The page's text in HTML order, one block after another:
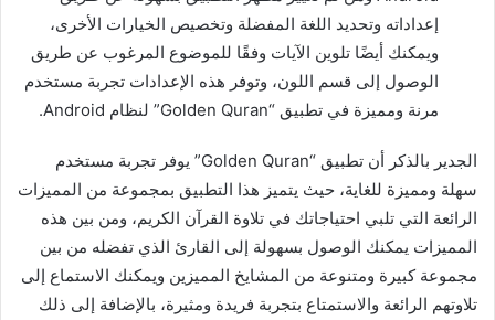
إعداداته وتحديد اللغة المفضلة وتخصيص الخيارات الأخرى،
ويمكنك أيضًا تلوين الآيات وفقًا للموضوع المرغوب عن طريق
الوصول إلى قسم اللون، وتوفر هذه الإعدادات تجربة مستخدم
مرنة ومميزة في تطبيق “Golden Quran” لنظام Android.
الجدير بالذكر أن تطبيق “Golden Quran” يوفر تجربة مستخدم
سهلة ومميزة للغاية، حيث يتميز هذا التطبيق بمجموعة من المميزات
الرائعة التي تلبي احتياجاتك في تلاوة القرآن الكريم، ومن بين هذه
المميزات يمكنك الوصول بسهولة إلى القارئ الذي تفضله من بين
مجموعة كبيرة ومتنوعة من المشايخ المميزين ويمكنك الاستماع إلى
تلاوتهم الرائعة والاستمتاع بتجربة فريدة ومثيرة، بالإضافة إلى ذلك